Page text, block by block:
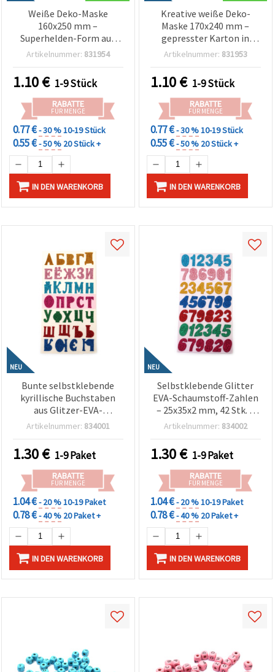
Weiße Deko-Maske
160x250 mm –
Superhelden-Form aus
gepresster Pappe zum
Artikelnummer: 831954
1.10€ 1-9 Stück
RABATTE
FÜR MENGE
0.77 €- 30 %10-19 Stück
0.55 €- 50 % 20 Stück +
IN DEN WARENKORB
Kreative weiße Deko-
Maske 170x240 mm –
gepresster Karton in
Blattform für DIY
Kunstgestaltung
Artikelnummer: 831953
1.10€ 1-9 Stück
RABATTE
FÜR MENGE
0.77 €- 30 %10-19 Stück
0.55 €- 50 % 20 Stück +
IN DEN WARENKORB
NEU
Bunte selbstklebende
kyrillische Buchstaben
aus Glitzer-EVA-
Schaumstoff – 33 Stück
Basteln, Karten &
Dekorationen
Artikelnummer: 834001
1.30€ 1-9 Paket
RABATTE
FÜR MENGE
1.04 €- 20 %10-19 Paket
0.78 €- 40 % 20 Paket +
IN DEN WARENKORB
NEU
Selbstklebende Glitter
EVA-Schaumstoff-Zahlen
– 25x35x2 mm, 42 Stk. –
Funkelnde Sticker für
Lernprojekte
Artikelnummer: 834002
1.30€ 1-9 Paket
RABATTE
FÜR MENGE
1.04 €- 20 %10-19 Paket
0.78 €- 40 % 20 Paket +
IN DEN WARENKORB